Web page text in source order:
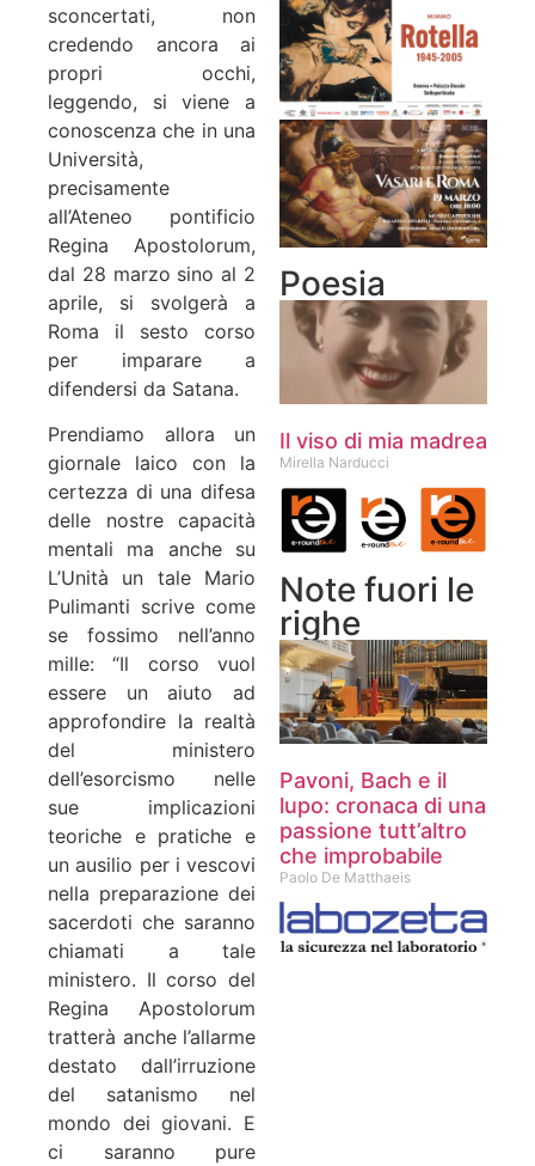
sconcertati, non
credendo ancora ai
propri occhi,
leggendo, si viene a
conoscenza che in una
Università,
precisamente
all’Ateneo pontificio
Regina Apostolorum,
dal 28 marzo sino al 2
aprile, si svolgerà a
Roma il sesto corso
per imparare a
difendersi da Satana.
Prendiamo allora un
giornale laico con la
certezza di una difesa
delle nostre capacità
mentali ma anche su
L’Unità un tale Mario
Pulimanti scrive come
se fossimo nell’anno
mille: “Il corso vuol
essere un aiuto ad
approfondire la realtà
del ministero
dell’esorcismo nelle
sue implicazioni
teoriche e pratiche e
un ausilio per i vescovi
nella preparazione dei
sacerdoti che saranno
chiamati a tale
ministero. Il corso del
Regina Apostolorum
tratterà anche l’allarme
destato dall’irruzione
del satanismo nel
mondo dei giovani. E
ci saranno pure
Poesia
Il viso di mia madrea
Mirella Narducci
Note fuori le
righe
Pavoni, Bach e il
lupo: cronaca di una
passione tutt’altro
che improbabile
Paolo De Matthaeis